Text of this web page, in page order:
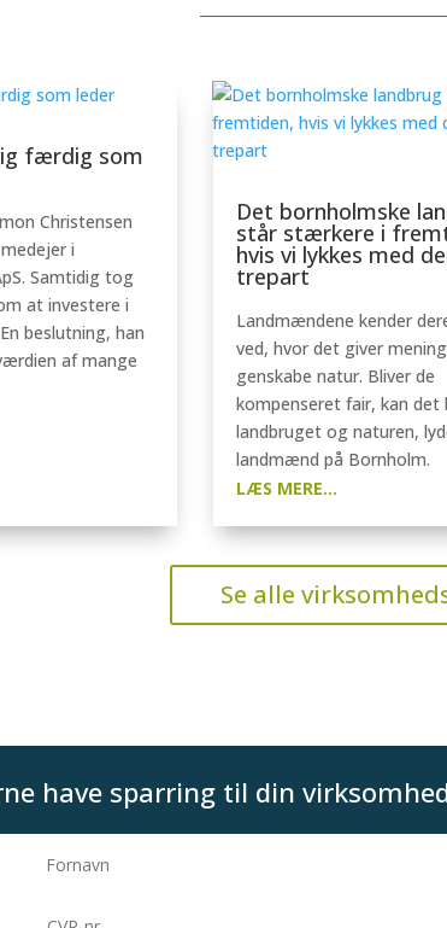
færdig som
Christensen
i
Samtidig tog
at investere i
beslutning, han
af mange
Det bornholmske
står stærkere i
hvis vi lykkes med
trepart
Landmændene kender
ved, hvor det giver
genskabe natur. Bliver de
kompenseret fair, kan det
landbruget og naturen,
landmænd på Bornholm.
LÆS MERE...
Se alle
have sparring til din